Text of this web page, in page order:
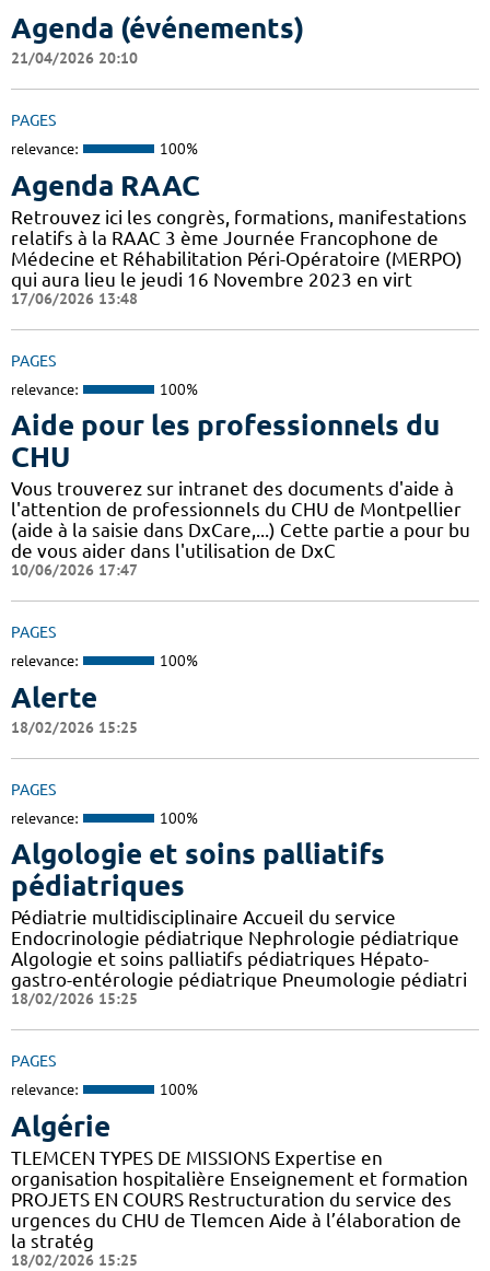
Agenda (événements)
21/04/2026 20:10
PAGES
relevance: 100%
Agenda RAAC
Retrouvez ici les congrès, formations, manifestations
relatifs à la RAAC 3 ème Journée Francophone de
Médecine et Réhabilitation Péri-Opératoire (MERPO)
qui aura lieu le jeudi 16 Novembre 2023 en virt
17/06/2026 13:48
PAGES
relevance: 100%
Aide pour les professionnels du
CHU
Vous trouverez sur intranet des documents d'aide à
l'attention de professionnels du CHU de Montpellier
(aide à la saisie dans DxCare,...) Cette partie a pour bu
de vous aider dans l'utilisation de DxC
10/06/2026 17:47
PAGES
relevance: 100%
Alerte
18/02/2026 15:25
PAGES
relevance: 100%
Algologie et soins palliatifs
pédiatriques
Pédiatrie multidisciplinaire Accueil du service
Endocrinologie pédiatrique Nephrologie pédiatrique
Algologie et soins palliatifs pédiatriques Hépato-
gastro-entérologie pédiatrique Pneumologie pédiatri
18/02/2026 15:25
PAGES
relevance: 100%
Algérie
TLEMCEN TYPES DE MISSIONS Expertise en
organisation hospitalière Enseignement et formation
PROJETS EN COURS Restructuration du service des
urgences du CHU de Tlemcen Aide à l’élaboration de
la stratég
18/02/2026 15:25